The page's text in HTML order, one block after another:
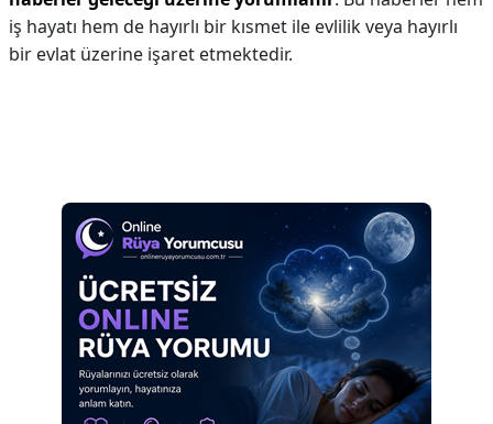
iş hayatı hem de hayırlı bir kısmet ile evlilik veya hayırlı
bir evlat üzerine işaret etmektedir.